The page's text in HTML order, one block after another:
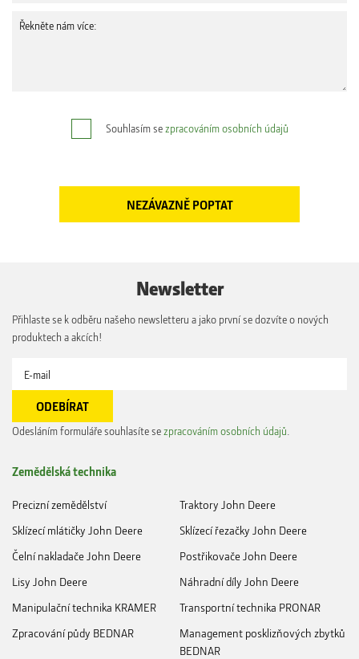
Souhlasím sezpracováním osobních údajů
Newsletter
Přihlaste se k odběru našeho newsletteru a jako první se dozvíte o nových
produktech a akcích!
Odesláním formuláře souhlasíte sezpracováním osobních údajů
Zemědělská technika
Precizní zemědělství
Traktory John Deere
Sklízecí mlátičky John Deere
Sklízecí řezačky John Deere
Čelní nakladače John Deere
Postřikovače John Deere
Lisy John Deere
Náhradní díly John Deere
Manipulační technika KRAMER
Transportní technika PRONAR
Zpracování půdy BEDNAR
Management posklizňových zbytků
BEDNAR